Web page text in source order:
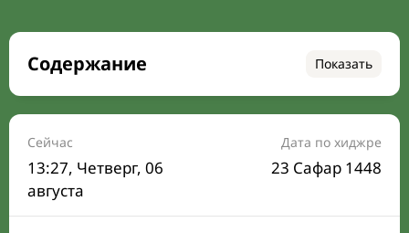
Содержание Показать
Время намаза на сегодня
Расписание на месяц
Время Сухура и Ифтара на сегодня
Календарь рамадана
Сейчас
13:27, Четверг, 06
августа
Дата по хиджре
23 Сафар 1448